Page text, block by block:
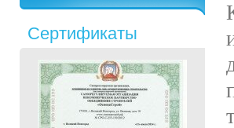
Сертификаты